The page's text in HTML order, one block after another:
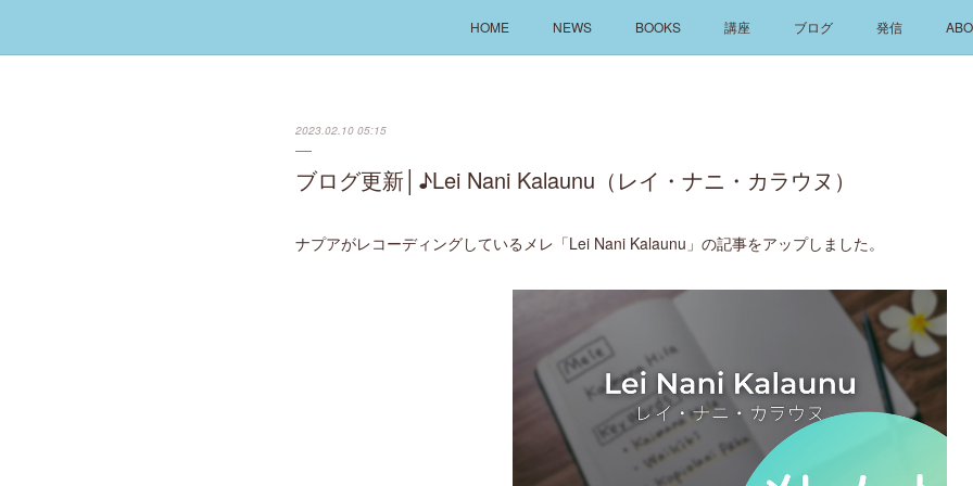
HOME NEWS BOOKS 講座 ブログ 発信
2023.02.10 05:15
ブログ更新│♪Lei Nani Kalaunu（レイ・ナニ・カラウヌ）
ナプアがレコーディングしているメレ「Lei Nani Kalaunu」の記事をアップしました。